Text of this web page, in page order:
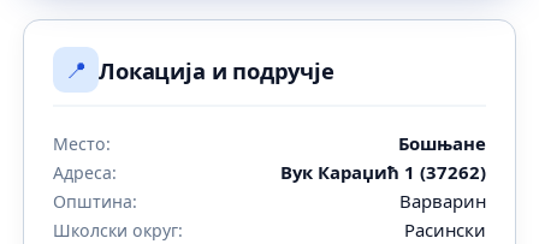
📍 Локација и подручје
Место: Бошњане
Адреса: Вук Караџић 1 (37262)
Општина: Варварин
Школски округ: Расински